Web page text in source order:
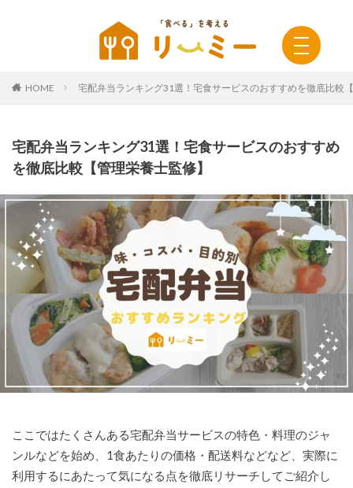
HOME 宅配弁当ランキング31選！宅食サービスのおすすめを徹底比較
宅配弁当ランキング31選！宅食サービスのおすすめ
を徹底比較【管理栄養士監修】
ここではたくさんある宅配弁当サービスの特色・料理のジャ
ンルなどを始め、1食あたりの価格・配送料などなど、実際に
利用するにあたって気になる点を徹底リサーチしてご紹介し